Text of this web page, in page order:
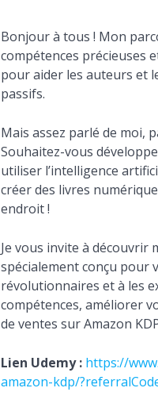
Bonjour à tous ! Mon
compétences précieuses
pour aider les auteurs et
passifs.
Mais assez parlé de moi,
Souhaitez-vous
utiliser l’intelligence
créer des livres
endroit !
Je vous invite à découvrir
spécialement conçu pour
révolutionnaires et à les
compétences, améliorer
de ventes sur Amazon
Lien Udemy : https://
amazon-kdp/